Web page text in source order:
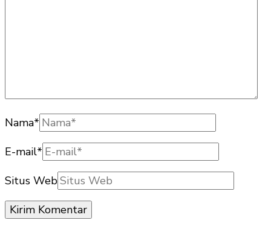
Nama*
E-mail*
Situs Web